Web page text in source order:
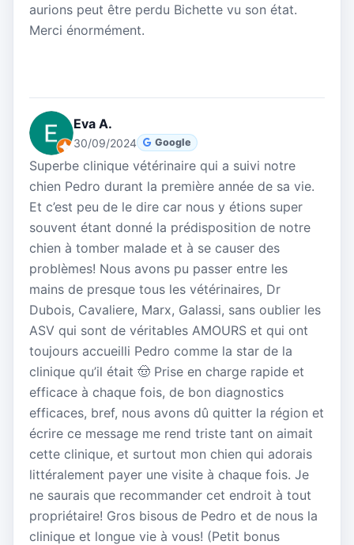
aurions peut être perdu Bichette vu son état.
Merci énormément.
Eva A.
30/09/2024 Google
Superbe clinique vétérinaire qui a suivi notre
chien Pedro durant la première année de sa vie.
Et c’est peu de le dire car nous y étions super
souvent étant donné la prédisposition de notre
chien à tomber malade et à se causer des
problèmes! Nous avons pu passer entre les
mains de presque tous les vétérinaires, Dr
Dubois, Cavaliere, Marx, Galassi, sans oublier les
ASV qui sont de véritables AMOURS et qui ont
toujours accueilli Pedro comme la star de la
clinique qu’il était 🤠 Prise en charge rapide et
efficace à chaque fois, de bon diagnostics
efficaces, bref, nous avons dû quitter la région et
écrire ce message me rend triste tant on aimait
cette clinique, et surtout mon chien qui adorais
littéralement payer une visite à chaque fois. Je
ne saurais que recommander cet endroit à tout
propriétaire! Gros bisous de Pedro et de nous la
clinique et longue vie à vous! (Petit bonus